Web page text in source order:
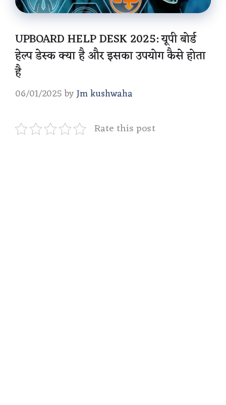
UPBOARD HELP DESK 2025: यूपी बोर्ड
हेल्प डेस्क क्या है और इसका उपयोग कैसे होता
है
06/01/2025 byJm kushwaha
Rate this post